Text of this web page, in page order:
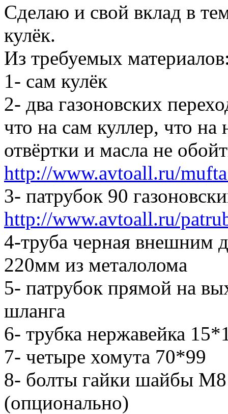
Сделаю и свой вклад в
кулёк.
Из требуемых
1- сам кулёк
2- два газоновских
что на сам куллер, что
отвёртки и масла не
http://www.avtoall.ru/
3- патрубок 90
http://www.avtoall.ru/
4-труба черная внешним
220мм из металолома
5- патрубок прямой на
шланга
6- трубка нержавейка
7- четыре хомута 70*99
8- болты гайки шайбы М8
(опционально)